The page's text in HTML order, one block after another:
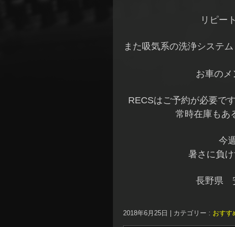
リピー
また吸気系の洗浄システ
お車のメ
RECSはご予約が必要で
常時在庫もあ
今
暑さに負
長野県
2018年6月25日 カテゴリー : おすす